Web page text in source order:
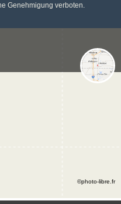
Genehmigung verboten.
©photo-libre.fr